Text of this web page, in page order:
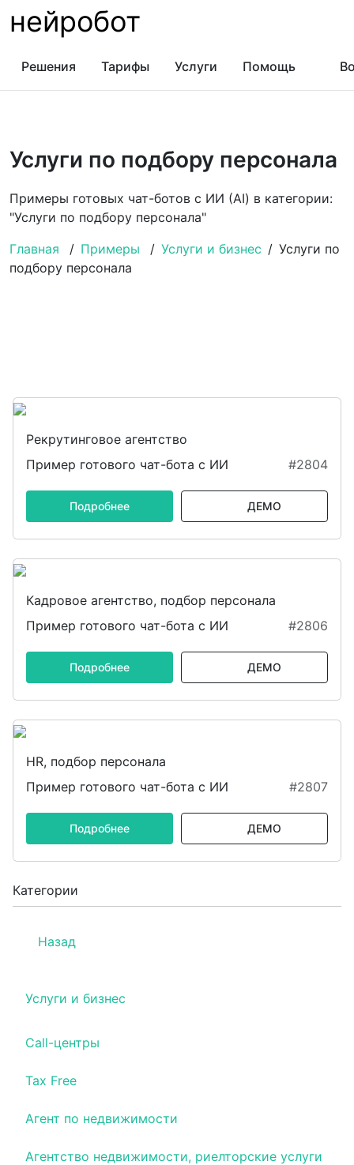
нейробот
Решения Тарифы Услуги Помощь
Услуги по подбору персонала
Примеры готовых чат-ботов с ИИ (AI) в категории:
"Услуги по подбору персонала"
Главная
/ Примеры / Услуги и бизнес / Услуги по
подбору персонала
Категории
Назад
Услуги и бизнес
Call-центры
Tax Free
Агент по недвижимости
Агентство недвижимости, риелторские услуги
Рекрутинговое агентство
Пример готового чат-бота с ИИ
#2804
Подробнее ДЕМО
Кадровое агентство, подбор персонала
Пример готового чат-бота с ИИ
#2806
Подробнее ДЕМО
HR, подбор персонала
Пример готового чат-бота с ИИ
#2807
Подробнее ДЕМО